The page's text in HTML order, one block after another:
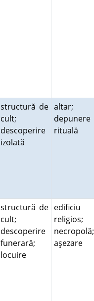
structură de
cult;
descoperire
izolată
altar;
depunere
rituală
structură de
cult;
descoperire
funerară;
locuire
edificiu
religios;
necropolă;
aşezare